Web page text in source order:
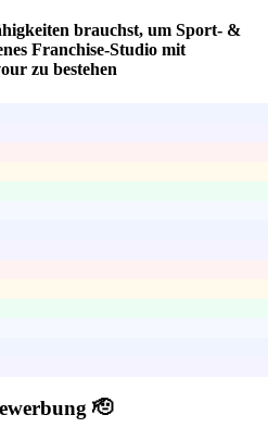
brauchst, um Sport- &
Franchise-Studio mit
zu bestehen
🫡